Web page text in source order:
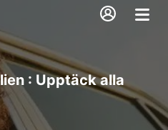
: Upptäck alla